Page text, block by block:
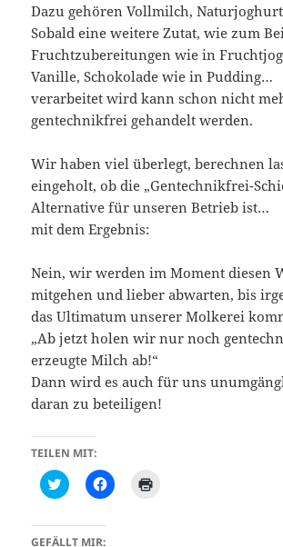
Dazu gehören Vollmilch,
Sobald eine weitere Zutat, wie zum
Fruchtzubereitungen wie in
Vanille, Schokolade wie in Pudding…
verarbeitet wird kann schon nicht
gentechnikfrei gehandelt werden.
Wir haben viel überlegt, berechnen
eingeholt, ob die „Gentechnikfrei-
Alternative für unseren Betrieb ist…
mit dem Ergebnis:
Nein, wir werden im Moment diesen
mitgehen und lieber abwarten, bis
das Ultimatum unserer Molkerei
„Ab jetzt holen wir nur noch
erzeugte Milch ab!“
Dann wird es auch für uns
daran zu beteiligen!
TEILEN MIT:
K
l
k
,
K
l
GEFÄLLT MIR: